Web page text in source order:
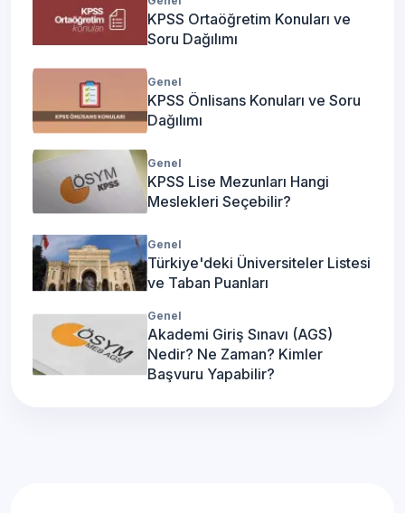
KPSS Ortaöğretim Konuları ve
Soru Dağılımı
Genel
KPSS Önlisans Konuları ve Soru
Dağılımı
Genel
KPSS Lise Mezunları Hangi
Meslekleri Seçebilir?
Genel
Türkiye'deki Üniversiteler Listesi
ve Taban Puanları
Genel
Akademi Giriş Sınavı (AGS)
Nedir? Ne Zaman? Kimler
Başvuru Yapabilir?